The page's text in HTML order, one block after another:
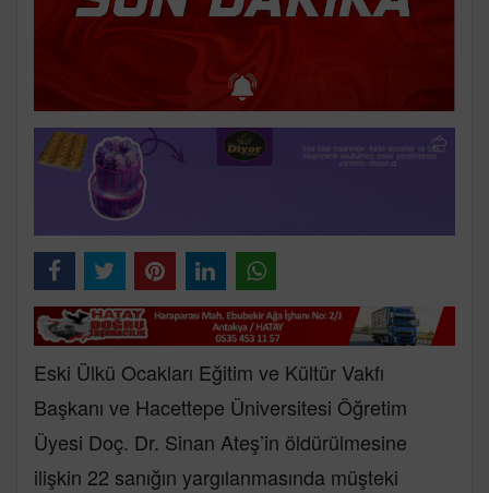
Eski Ülkü Ocakları Eğitim ve Kültür Vakfı
Başkanı ve Hacettepe Üniversitesi Öğretim
Üyesi Doç. Dr. Sinan Ateş’in öldürülmesine
ilişkin 22 sanığın yargılanmasında müşteki